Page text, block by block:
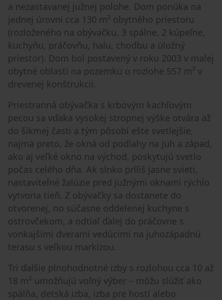
a nezastavanej južnej polohe. Dom ponúka na
jednej úrovni cca 130 m² obytného priestoru
(rozloženého na obývačku, 3 spálne, 2 kúpeľne,
kuchyňu, práčovňu, halu, chodbu a úložný
priestor). Dom bol postavený v roku 2003 v malej
obytné oblasti na pozemku o rozlohe 557 m² v
drevenej konštrukcii.
Priestranná obývačka s krbovým kachľovým
pecou sa vďaka vysokej stropnej výške otvára až
do šikmej časti a tým pôsobí ešte svetlejšie,
najmä preto, že okná od podlahy na juh a západ,
ako aj veľké okno na východ, poskytujú svetlo
počas celého dňa. Ak slnko príliš jasne svieti,
nastaviteľné žalúzie pred južnými oknami rýchlo
vytvoria tieň. Z obývačky sa dostanete do
otvorenej, no súčasne oddelenej kuchyne s
ostrovčekom, a odtiaľ ďalej do práčovne s
vonkajšími dverami vedúcimi na juhozápadnú
terasu s veľkou markízou.
Tri ďalšie plnohodnotné izby s rozlohou cca 10 až
18 m² umožňujú voľný výber – môžu slúžiť ako
spálňa, detská izba, izba pre hostí alebo